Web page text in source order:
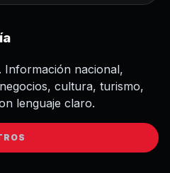
Información nacional,
cultura, turismo,
lenguaje claro.